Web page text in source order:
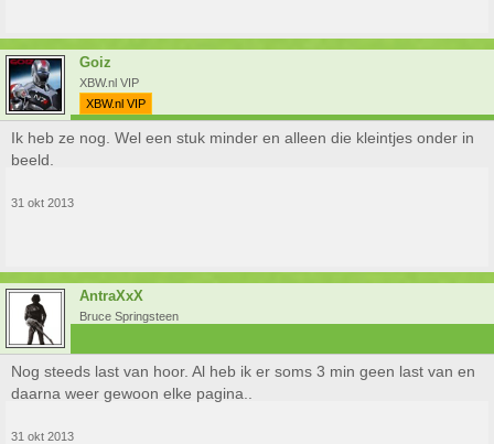
Goiz
XBW.nl VIP
XBW.nl VIP
Ik heb ze nog. Wel een stuk minder en alleen die kleintjes onder in
beeld.
31 okt 2013
AntraXxX
Bruce Springsteen
Nog steeds last van hoor. Al heb ik er soms 3 min geen last van en
daarna weer gewoon elke pagina..
31 okt 2013